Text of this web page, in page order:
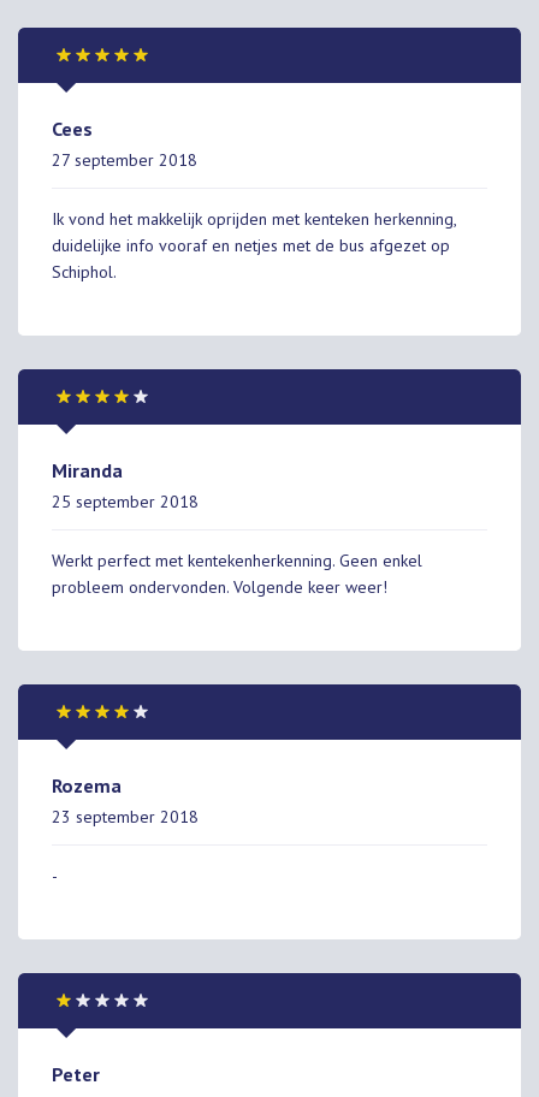
Cees
27 september 2018
Ik vond het makkelijk oprijden met kenteken herkenning,
duidelijke info vooraf en netjes met de bus afgezet op
Schiphol.
Miranda
25 september 2018
Werkt perfect met kentekenherkenning. Geen enkel
probleem ondervonden. Volgende keer weer!
Rozema
23 september 2018
-
Peter